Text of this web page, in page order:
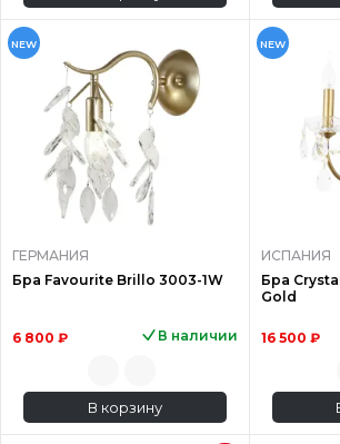
NEW
ГЕРМАНИЯ
Бра Favourite Brillo 3003-1W
6 800 ₽ В наличии
В корзину
NEW
ИСПАНИЯ
Бра
Gold
16 500 ₽